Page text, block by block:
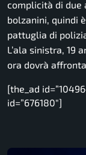
complicità di due
bolzanini, quindi
pattuglia di
L’ala sinistra, 19
ora dovrà
[the_ad
id=”676180″]